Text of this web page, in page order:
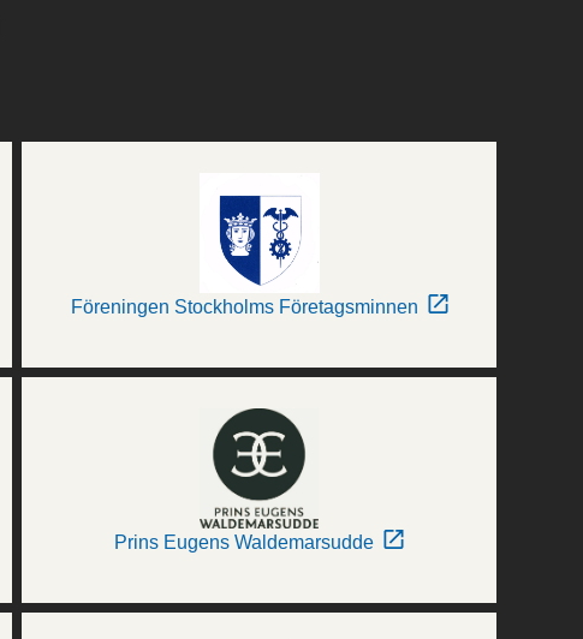
Föreningen Stockholms Företagsminnen
Prins Eugens Waldemarsudde